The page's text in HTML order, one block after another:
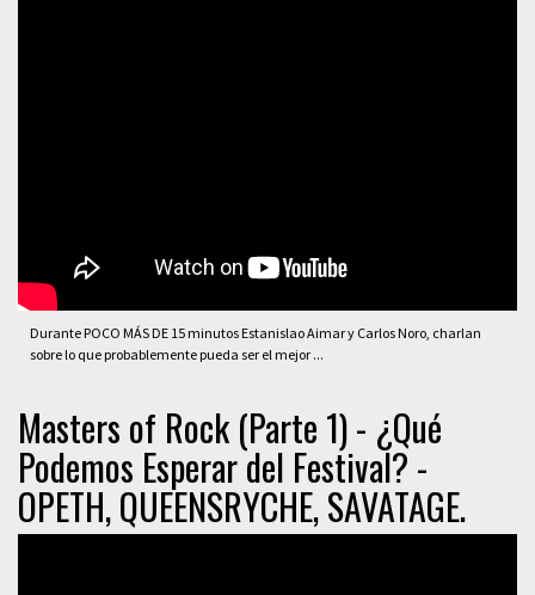
Durante POCO MÁS DE 15 minutos Estanislao Aimar y Carlos Noro, charlan
sobre lo que probablemente pueda ser el mejor ...
Masters of Rock (Parte 1) - ¿Qué
Podemos Esperar del Festival? -
OPETH, QUEENSRYCHE, SAVATAGE.